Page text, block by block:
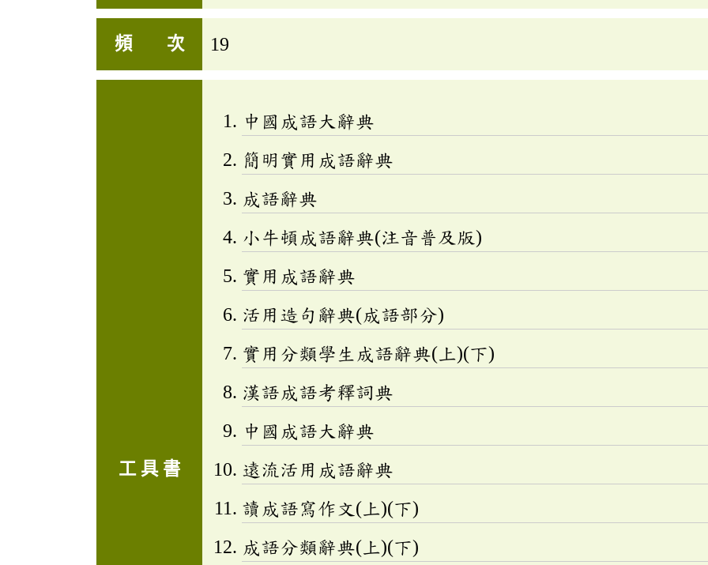
頻 次 19
工 具 書
中國成語大辭典
簡明實用成語辭典
成語辭典
小牛頓成語辭典(注音普及版)
實用成語辭典
活用造句辭典(成語部分)
實用分類學生成語辭典(上)(下)
漢語成語考釋詞典
中國成語大辭典
遠流活用成語辭典
讀成語寫作文(上)(下)
成語分類辭典(上)(下)